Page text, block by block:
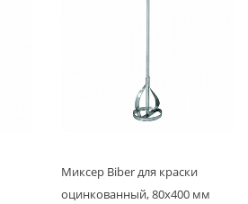
Миксер Biber для краски
оцинкованный, 80х400 мм